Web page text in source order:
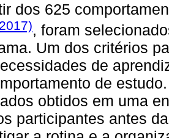
dos 625
, foram
Um dos critérios
de
de
obtidos em uma
participantes antes